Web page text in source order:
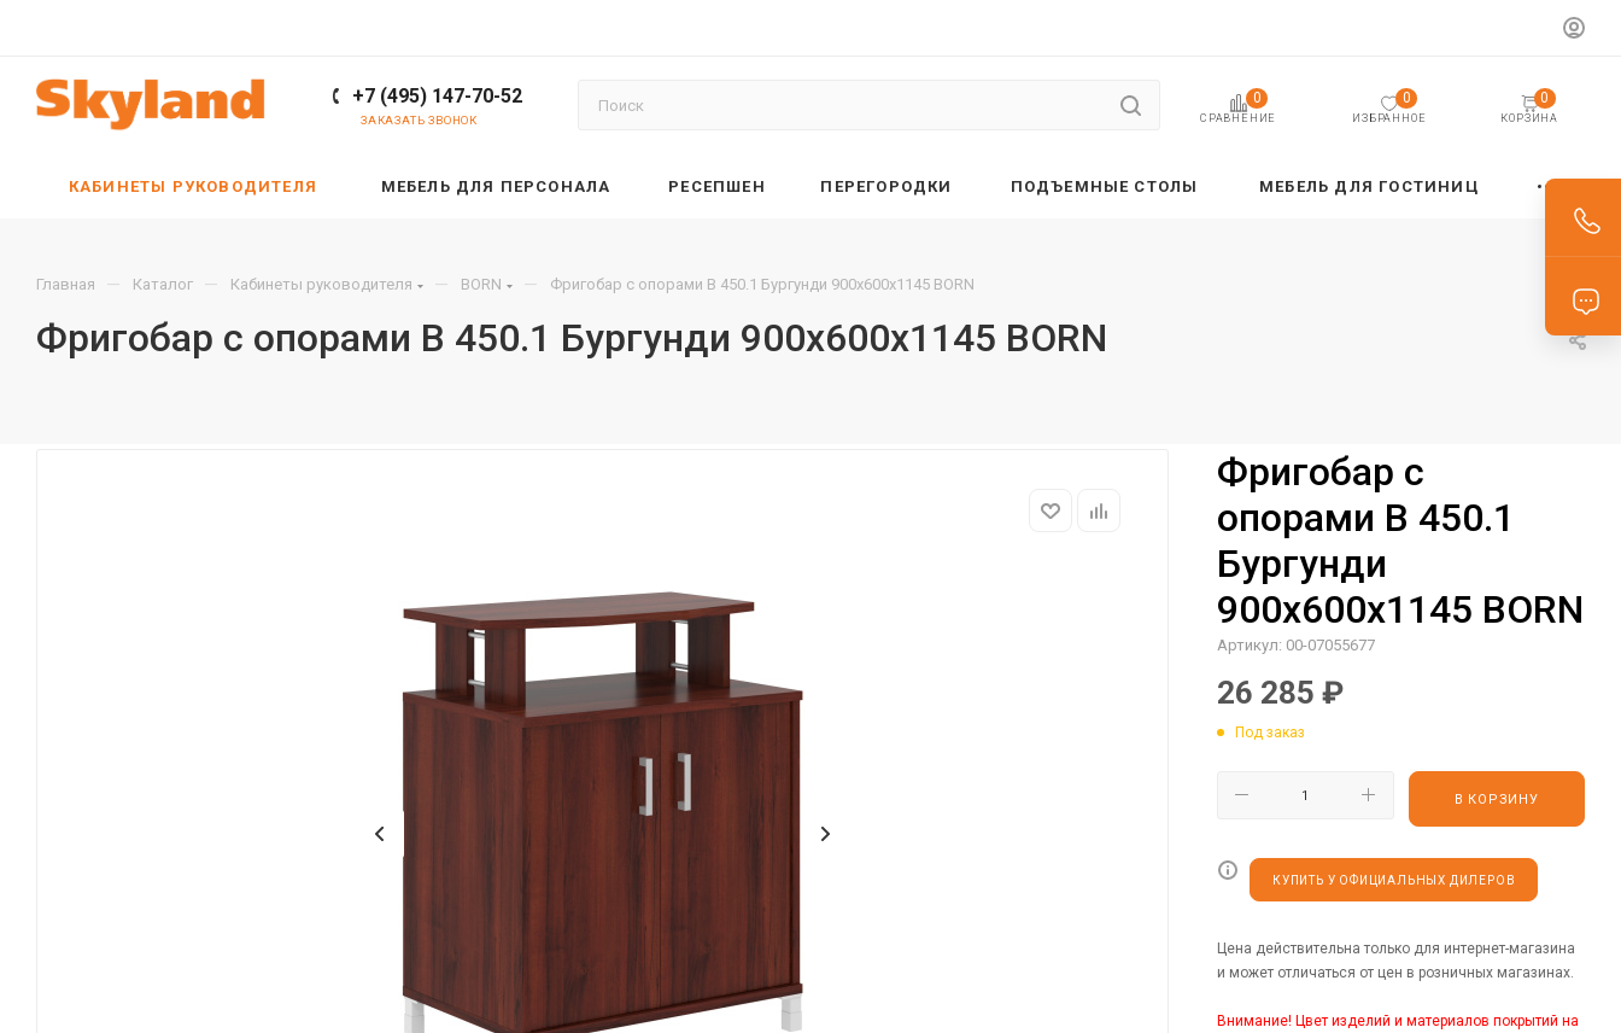
+7 (495) 147-70-52
ЗАКАЗАТЬ ЗВОНОК СРАВНЕНИЕ
0
ИЗБРАННОЕ
0
КОРЗИНА
0
КАБИНЕТЫ РУКОВОДИТЕЛЯ МЕБЕЛЬ ДЛЯ ПЕРСОНАЛА РЕСЕПШЕН ПЕРЕГОРОДКИ ПОДЪЕМНЫЕ СТОЛЫ МЕБЕЛЬ ДЛЯ ГОСТИНИЦ
Главная — Каталог — Кабинеты руководителя — BORN — Фригобар с опорами B 450.1 Бургунди 900х600х1145 BORN
Фригобар с опорами B 450.1 Бургунди 900х600х1145 BORN
Фригобар с
опорами B 450.1
Бургунди
900х600х1145 BORN
Артикул: 00-07055677
26 285 ₽
Под заказ
В КОРЗИНУ
КУПИТЬ У ОФИЦИАЛЬНЫХ ДИЛЕРОВ
Цена действительна только для интернет-магазина
и может отличаться от цен в розничных магазинах.
Внимание! Цвет изделий и материалов покрытий на